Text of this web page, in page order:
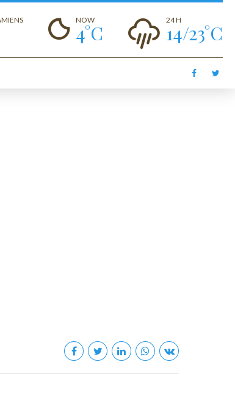
NOW
4°C
24 H
14/23°C